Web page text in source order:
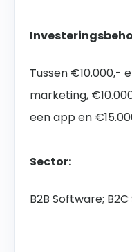
Tussen €10.000,-
marketing,
een app en
Sector:
B2B Software;